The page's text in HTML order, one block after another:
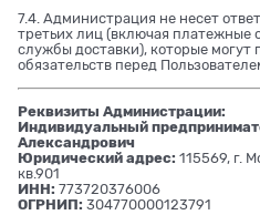
7.4. Администрация не несет
третьих лиц (включая платежные
службы доставки), которые могут
обязательств перед
Реквизиты Администрации:
Индивидуальный
Александрович
Юридический адрес: 115569, г.
кв.901
ИНН: 773720376006
ОГРНИП: 304770000123791